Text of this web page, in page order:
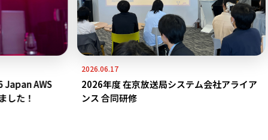
AWS
た！
2026.06.17
2026年度 在京放送局システム会社アライア
ンス 合同研修